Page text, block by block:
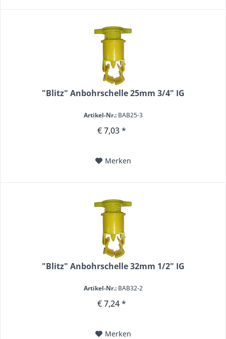
"Blitz" Anbohrschelle 25mm 3/4" IG
Artikel-Nr.:BAB25-3
€ 7,03 *
Merken
"Blitz" Anbohrschelle 32mm 1/2" IG
Artikel-Nr.:BAB32-2
€ 7,24 *
Merken